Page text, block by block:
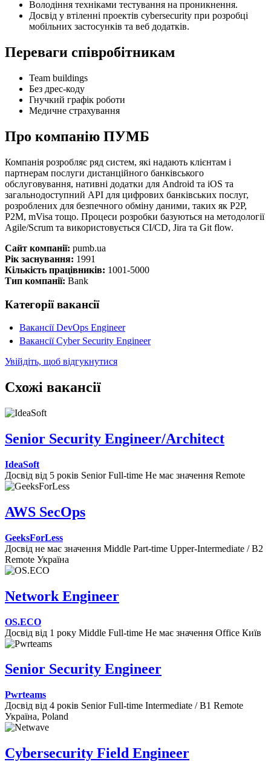
Володіння техніками тестування на проникнення.
Досвід у втіленні проектів cybersecurity при розробці
мобільних застосунків та веб додатків.
Переваги співробітникам
Team buildings
Без дрес-коду
Гнучкий графік роботи
Медичне страхування
Про компанію ПУМБ
Компанія розробляє ряд систем, які надають клієнтам і
партнерам послуги дистанційного банківського
обслуговування, нативні додатки для Android та iOS та
загальнодоступний API для цифрових банківських послуг,
розроблених для безпечного обміну даними, таких як P2P,
P2M, mVisa тощо. Процеси розробки базуються на методології
Agile/Scrum та використовується CI/CD, Jira та Git flow.
Сайт компанії: pumb.ua
Рік заснування: 1991
Кількість працівників: 1001-5000
Тип компанії: Bank
Категорії вакансії
Вакансії DevOps Engineer
Вакансії Cyber Security Engineer
Увійдіть, щоб відгукнутися
Схожі вакансії
Senior Security Engineer/Architect
IdeaSoft
Досвід від 5 років Senior Full-time Не має значення Remote
AWS SecOps
GeeksForLess
Досвід не має значення Middle Part-time Upper-Intermediate / B2
Remote Україна
Network Engineer
OS.ECO
Досвід від 1 року Middle Full-time Не має значення Office Київ
Senior Security Engineer
Pwrteams
Досвід від 4 років Senior Full-time Intermediate / B1 Remote
Україна, Poland
Cybersecurity Field Engineer